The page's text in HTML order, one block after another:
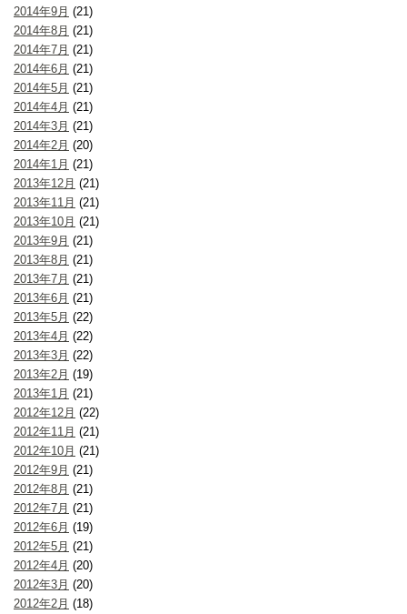
2014年9月 (21)
2014年8月 (21)
2014年7月 (21)
2014年6月 (21)
2014年5月 (21)
2014年4月 (21)
2014年3月 (21)
2014年2月 (20)
2014年1月 (21)
2013年12月 (21)
2013年11月 (21)
2013年10月 (21)
2013年9月 (21)
2013年8月 (21)
2013年7月 (21)
2013年6月 (21)
2013年5月 (22)
2013年4月 (22)
2013年3月 (22)
2013年2月 (19)
2013年1月 (21)
2012年12月 (22)
2012年11月 (21)
2012年10月 (21)
2012年9月 (21)
2012年8月 (21)
2012年7月 (21)
2012年6月 (19)
2012年5月 (21)
2012年4月 (20)
2012年3月 (20)
2012年2月 (18)